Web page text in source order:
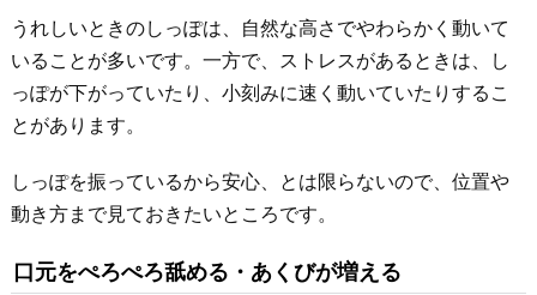
うれしいときのしっぽは、自然な高さでやわらかく動いて
いることが多いです。一方で、ストレスがあるときは、し
っぽが下がっていたり、小刻みに速く動いていたりするこ
とがあります。
しっぽを振っているから安心、とは限らないので、位置や
動き方まで見ておきたいところです。
口元をぺろぺろ舐める・あくびが増える